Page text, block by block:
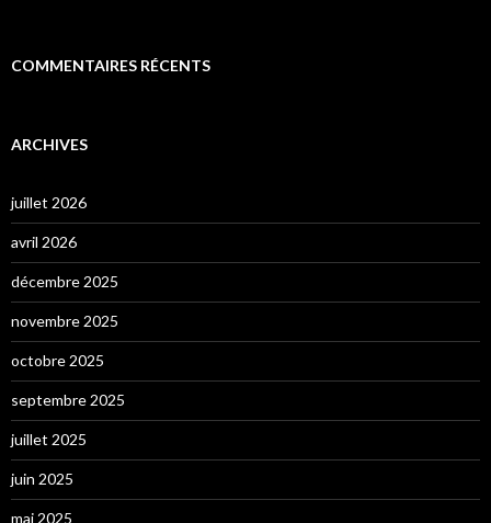
COMMENTAIRES RÉCENTS
ARCHIVES
juillet 2026
avril 2026
décembre 2025
novembre 2025
octobre 2025
septembre 2025
juillet 2025
juin 2025
mai 2025